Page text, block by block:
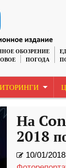
ОБОЗРЕНИЕ
ПОГОДА
На
2018
10/01/2018